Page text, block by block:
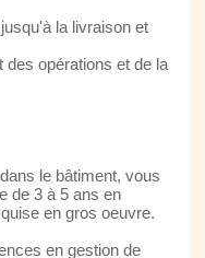
la livraison et
des opérations et de la
le bâtiment, vous
de 3 à 5 ans en
en gros oeuvre.
en gestion de